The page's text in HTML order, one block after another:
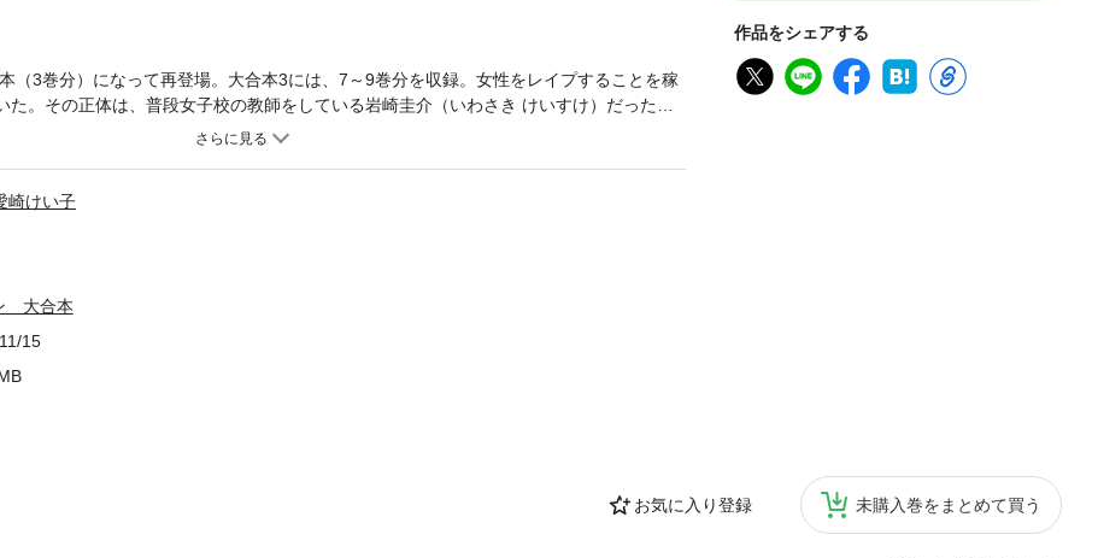
作品をシェアする
お気に入り登録 未購入巻をまとめて買う
（3巻分）になって再登場。大合本3には、7～9巻分を収録。女性をレイプすることを稼
た。その正体は、普段女子校の教師をしている岩崎圭介（いわさき けいすけ）だった！
仁介が、毎回岩崎にレイプの依頼を持ち込んできて…タイトル通り女性にレイプをして
悦世」「Target6 あさみ」「Target7 園江」＜第9巻＞「Target1 麻璃子」
奈緒」「Target4 美菜子」「Target5 初子」「Target6 苑子」「Target7 りえ
崎けい子
大合本
15